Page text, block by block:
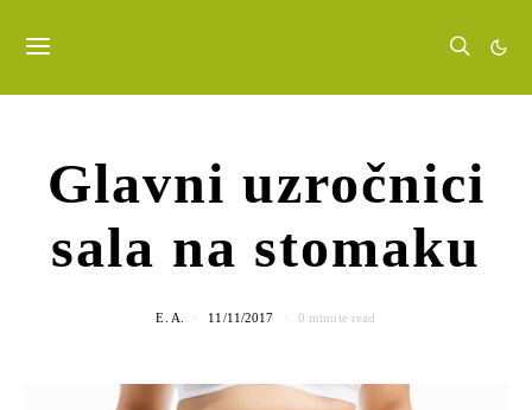
Glavni uzročnici
sala na stomaku
E. A. 11/11/2017 0 minute read